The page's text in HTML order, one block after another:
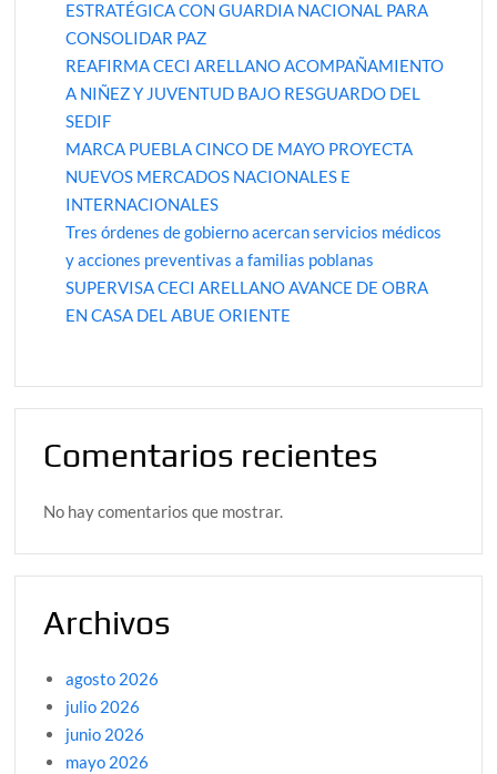
ESTRATÉGICA CON GUARDIA NACIONAL PARA
CONSOLIDAR PAZ
REAFIRMA CECI ARELLANO ACOMPAÑAMIENTO
A NIÑEZ Y JUVENTUD BAJO RESGUARDO DEL
SEDIF
MARCA PUEBLA CINCO DE MAYO PROYECTA
NUEVOS MERCADOS NACIONALES E
INTERNACIONALES
Tres órdenes de gobierno acercan servicios médicos
y acciones preventivas a familias poblanas
SUPERVISA CECI ARELLANO AVANCE DE OBRA
EN CASA DEL ABUE ORIENTE
Comentarios recientes
No hay comentarios que mostrar.
Archivos
agosto 2026
julio 2026
junio 2026
mayo 2026